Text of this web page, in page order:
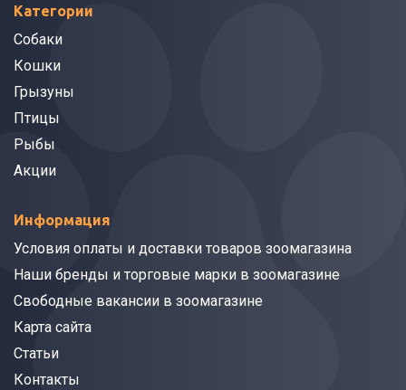
Категории
Собаки
Кошки
Грызуны
Птицы
Рыбы
Акции
Информация
Условия оплаты и доставки товаров зоомагазина
Наши бренды и торговые марки в зоомагазине
Свободные вакансии в зоомагазине
Карта сайта
Статьи
Контакты